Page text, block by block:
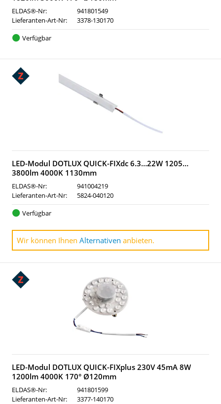
ELDAS®-Nr:
941801549
Lieferanten-Art-Nr:
3378-130170
Verfügbar
LED-Modul DOTLUX QUICK-FIXdc 6.3…22W 1205…
3800lm 4000K 1130mm
ELDAS®-Nr:
941004219
Lieferanten-Art-Nr:
5824-040120
Verfügbar
Wir können Ihnen Alternativen anbieten.
LED-Modul DOTLUX QUICK-FIXplus 230V 45mA 8W
1200lm 4000K 170° Ø120mm
ELDAS®-Nr:
941801599
Lieferanten-Art-Nr:
3377-140170